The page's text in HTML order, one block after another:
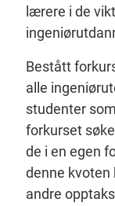
lærere i de
Bestått
alle
studenter
forkurset
de i en egen
denne
andre